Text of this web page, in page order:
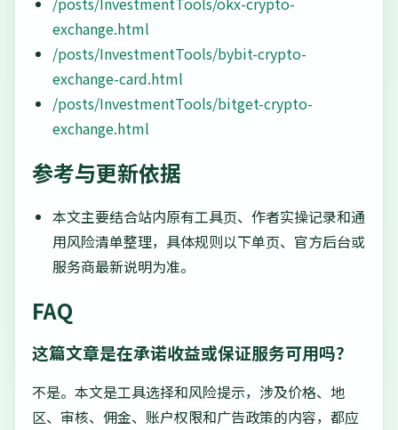
exchange.html
/posts/InvestmentTools/bybit-crypto-
exchange-card.html
/posts/InvestmentTools/bitget-crypto-
exchange.html
参考与更新依据
本文主要结合站内原有工具页、作者实操记录和通
用风险清单整理，具体规则以下单页、官方后台或
服务商最新说明为准。
FAQ
这篇文章是在承诺收益或保证服务可用吗？
不是。本文是工具选择和风险提示，涉及价格、地
区、审核、佣金、账户权限和广告政策的内容，都应